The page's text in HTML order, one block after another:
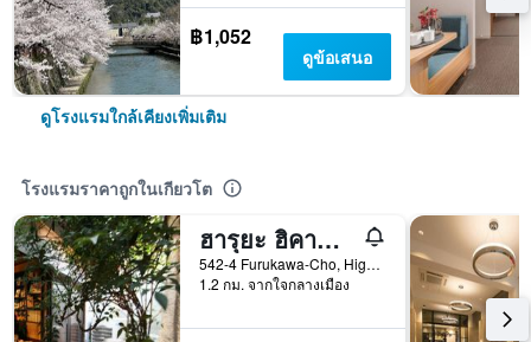
฿1,052
ดูข้อเสนอ
ดูโรงแรมใกล้เคียงเพิ่มเติม
โรงแรมราคาถูกในเกียวโต
ฮารุยะ ฮิคาชิยามะ - โฮสเทล
542-4 Furukawa-Cho, Higashiyama-ku, เกียวโต, ญี่ปุ่น
1.2 กม. จากใจกลางเมือง